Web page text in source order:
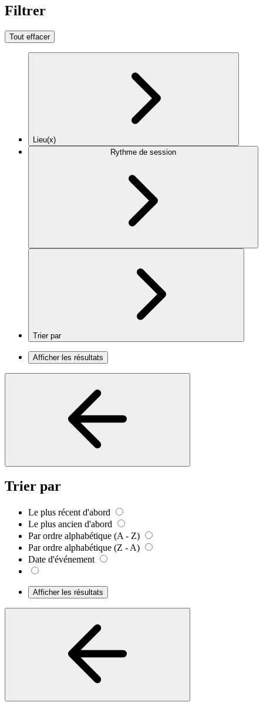
Filtrer
Tout effacer
Lieu(x)
Rythme de session
Trier par
Afficher les résultats
Trier par
Le plus récent d'abord
Le plus ancien d'abord
Par ordre alphabétique (A - Z)
Par ordre alphabétique (Z - A)
Date d'événement
Afficher les résultats